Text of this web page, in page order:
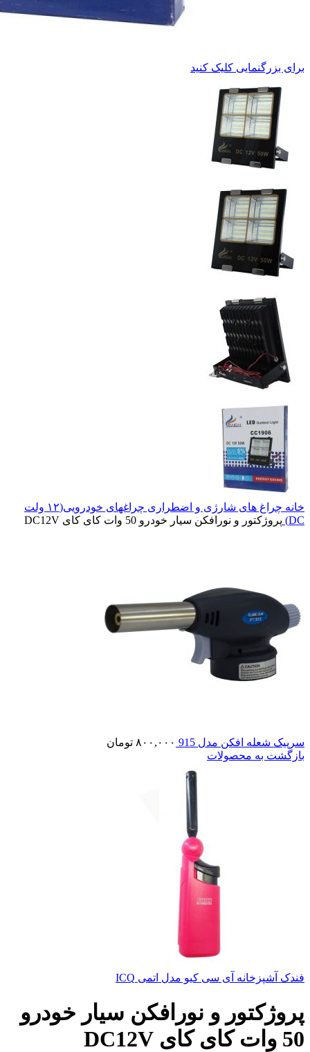
برای بزرگنمایی کلیک کنید
خانه چراغ های شارژی و اضطراری
چراغهای خودرویی(۱۲ ولت
DC) پروژکتور و نورافکن سیار خودرو 50 وات کای کای DC12V
سرپیک شعله افکن مدل 915 ۸۰۰,۰۰۰ تومان
بازگشت به محصولات
فندک آشپزخانه آی سی کیو مدل اتمی ICQ
پروژکتور و نورافکن سیار خودرو
50 وات کای کای DC12V